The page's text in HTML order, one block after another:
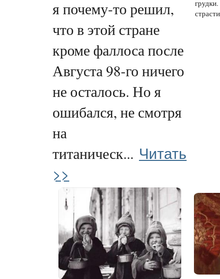
я почему-то решил,
что в этой стране
кроме фаллоса после
Августа 98-го ничего
не осталось. Но я
ошибался, не смотря
на
титаническ... Читать
>>